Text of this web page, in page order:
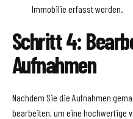
Immobilie erfasst werden.
Schritt 4:
Aufnahmen
Nachdem Sie die Aufnahmen
bearbeiten, um eine hochwertige